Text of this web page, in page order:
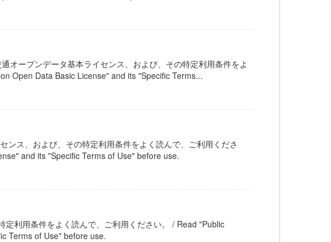
オープンデータ基本ライセンス、および、その特定利用条件をよ
Open Data Basic License" and its "Specific Terms...
ンス、および、その特定利用条件をよく読んで、ご利用くださ
and its "Specific Terms of Use" before use.
利用条件をよく読んで、ご利用ください。 / Read "Public
Terms of Use" before use.